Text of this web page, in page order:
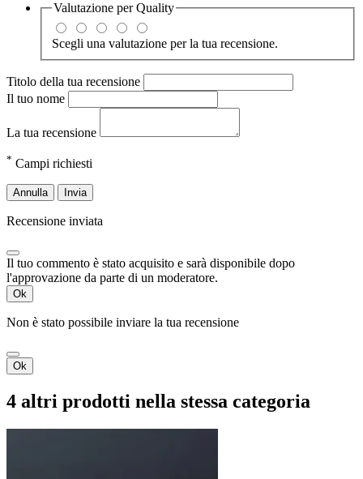
Valutazione perQuality
Scegli una valutazione per la tua recensione.
Titolo della tua recensione
Il tuo nome
La tua recensione
* Campi richiesti
Annulla Invia
Recensione inviata
Il tuo commento è stato acquisito e sarà disponibile dopo
l'approvazione da parte di un moderatore.
Ok
Non è stato possibile inviare la tua recensione
Ok
4 altri prodotti nella stessa categoria